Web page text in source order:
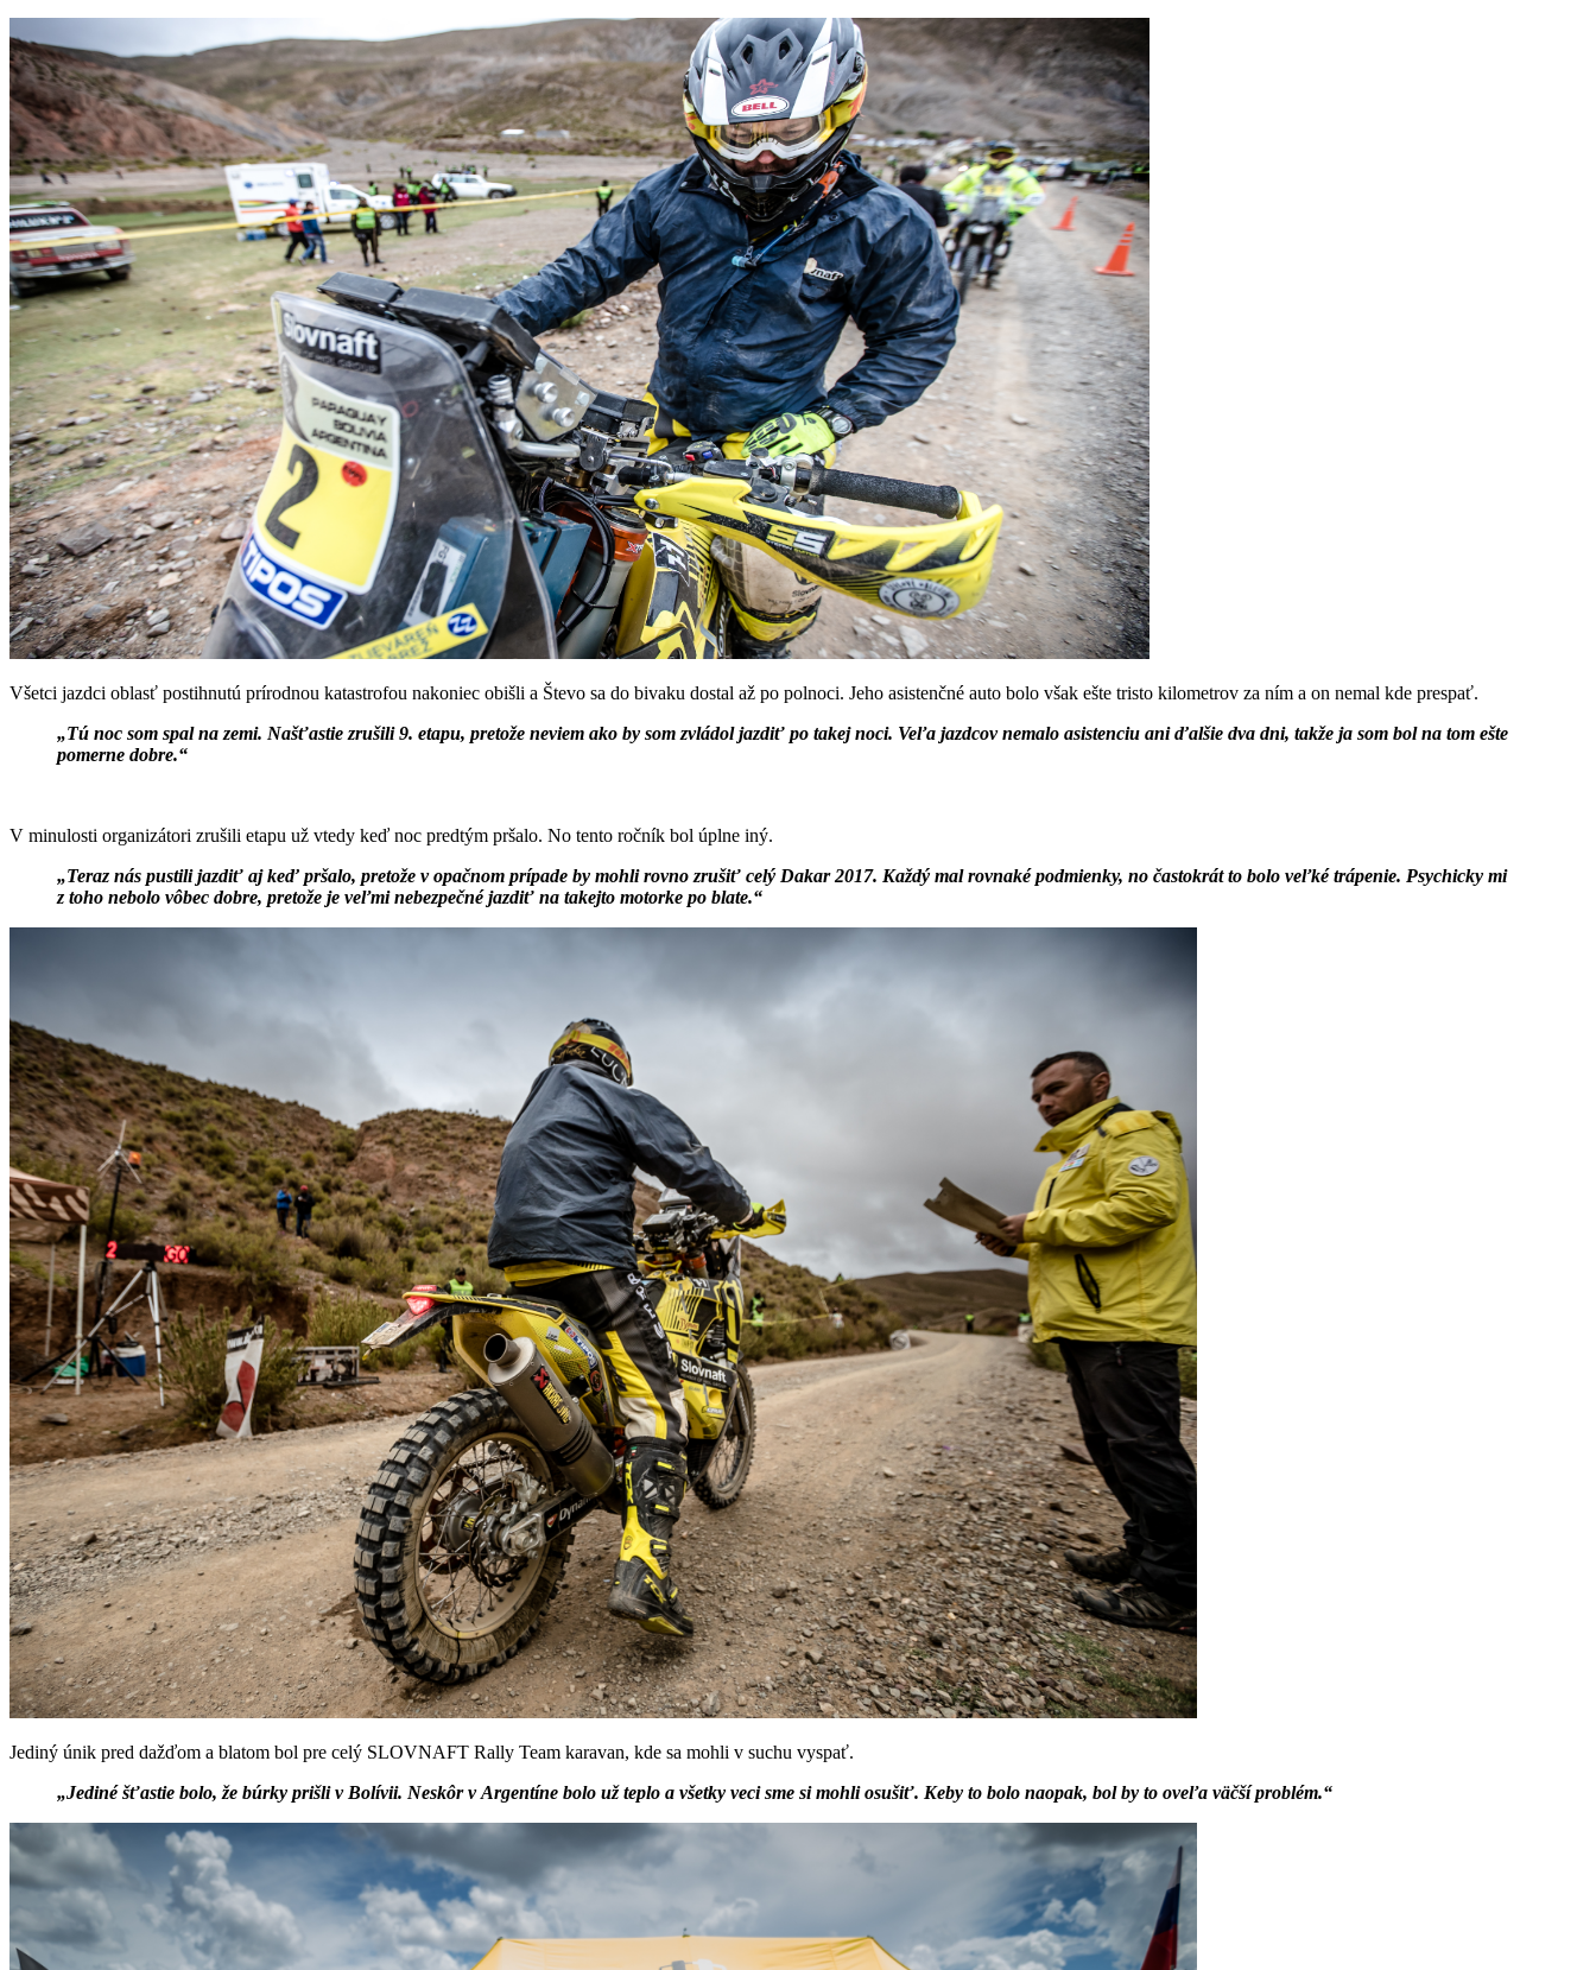
Všetci jazdci oblasť postihnutú prírodnou katastrofou nakoniec obišli a Števo sa do bivaku dostal až po polnoci. Jeho asistenčné auto bolo však ešte tristo kilometrov za ním a on nemal kde prespať.
„Tú noc som spal na zemi. Našťastie zrušili 9. etapu, pretože neviem ako by som zvládol jazdiť po takej noci. Veľa jazdcov nemalo asistenciu ani ďalšie dva dni, takže ja som bol na tom ešte
pomerne dobre.“
V minulosti organizátori zrušili etapu už vtedy keď noc predtým pršalo. No tento ročník bol úplne iný.
„Teraz nás pustili jazdiť aj keď pršalo, pretože v opačnom prípade by mohli rovno zrušiť celý Dakar 2017. Každý mal rovnaké podmienky, no častokrát to bolo veľké trápenie. Psychicky mi
z toho nebolo vôbec dobre, pretože je veľmi nebezpečné jazdiť na takejto motorke po blate.“
Jediný únik pred dažďom a blatom bol pre celý SLOVNAFT Rally Team karavan, kde sa mohli v suchu vyspať.
„Jediné šťastie bolo, že búrky prišli v Bolívii. Neskôr v Argentíne bolo už teplo a všetky veci sme si mohli osušiť. Keby to bolo naopak, bol by to oveľa väčší problém.“